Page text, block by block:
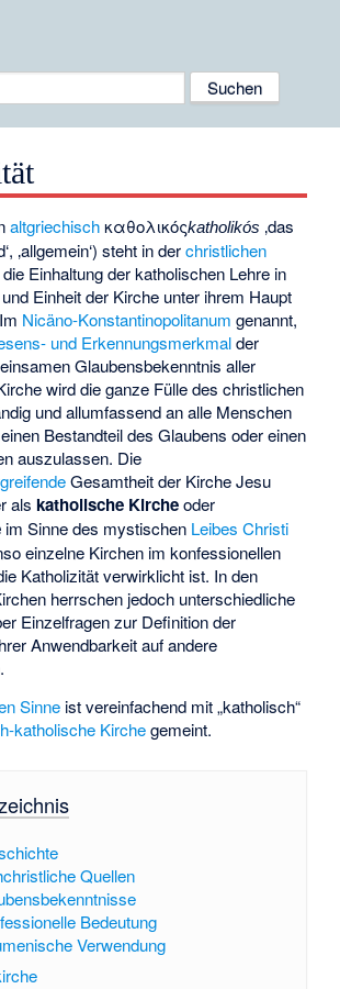
altgriechisch καθολικόςkatholikós ‚das
‚allgemein‘) steht in derchristlichen
Einhaltung der katholischen Lehre in
und Einheit der Kirche unter ihrem Haupt
Nicäno-Konstantinopolitanum genannt,
und Erkennungsmerkmalder
Glaubensbekenntnis aller
wird die ganze Fülle des christlichen
und allumfassend an alle Menschen
Bestandteil des Glaubens oder einen
auszulassen. Die
Gesamtheit der Kirche Jesu
alskatholische Kircheoder
im Sinne des mystischen Leibes Christi
einzelne Kirchen im konfessionellen
Katholizität verwirklicht ist. In den
herrschen jedoch unterschiedliche
Einzelfragen zur Definition der
Anwendbarkeit auf andere
Sinne ist vereinfachend mit „katholisch“
katholische Kirchegemeint.
Quellen
Bedeutung
Verwendung